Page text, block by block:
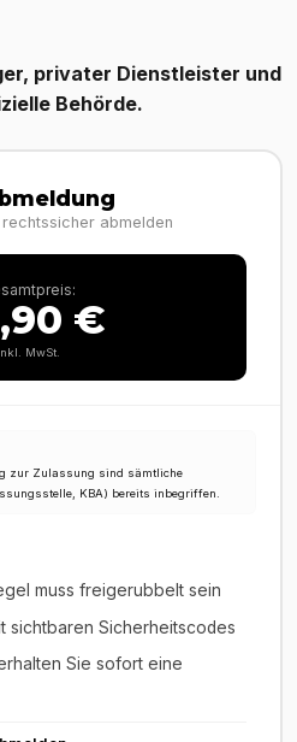
privater Dienstleister und
Behörde.
abmelden
€
MwSt.
zur Zulassung sind sämtliche
KBA) bereits inbegriffen.
muss freigerubbelt sein
sichtbaren Sicherheitscodes
Sie sofort eine